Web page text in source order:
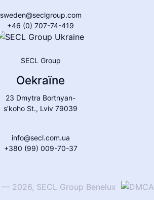
sweden@seclgroup.com
+46 (0) 707-74-419
SECL Group
Oekraïne
23 Dmytra Bortnyan-
s’koho St., Lviv 79039
info@secl.com.ua
+380 (99) 009-70-37
— 2026, SECL Group Benelux